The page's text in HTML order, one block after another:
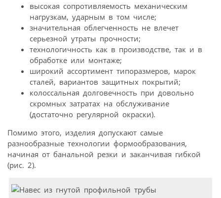
высокая сопротивляемость механическим
нагрузкам, ударным в том числе;
значительная облегченность не влечет
серьезной утраты прочности;
технологичность как в производстве, так и в
обработке или монтаже;
широкий ассортимент типоразмеров, марок
сталей, вариантов защитных покрытий;
колоссальная долговечность при довольно
скромных затратах на обслуживание
(достаточно регулярной окраски).
Помимо этого, изделия допускают самые
разнообразные технологии формообразования,
начиная от банальной резки и заканчивая гибкой
(рис. 2).